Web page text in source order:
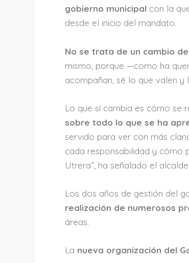
gobierno municipal con la
desde el inicio del mandato.
No se trata de un cambio
mismo, porque —como ha
acompañan, sé lo que valen
Lo que sí cambia es cómo se
sobre todo lo que se ha
servido para ver con más
cada responsabilidad y cómo
Utrera”, ha señalado el alcalde.
Los dos años de gestión del
realización de numerosos
áreas.
La nueva organización del